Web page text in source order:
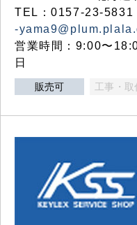
TEL：0157-23-
-
営業時間：9:00〜
日
販売可 工事・取